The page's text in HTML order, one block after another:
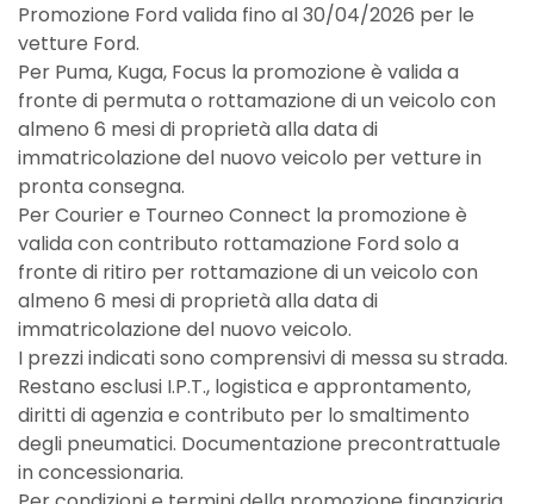
Promozione Ford valida fino al 30/04/2026 per le
vetture Ford.
Per Puma, Kuga, Focus la promozione è valida a
fronte di permuta o rottamazione di un veicolo con
almeno 6 mesi di proprietà alla data di
immatricolazione del nuovo veicolo per vetture in
pronta consegna.
Per Courier e Tourneo Connect la promozione è
valida con contributo rottamazione Ford solo a
fronte di ritiro per rottamazione di un veicolo con
almeno 6 mesi di proprietà alla data di
immatricolazione del nuovo veicolo.
I prezzi indicati sono comprensivi di messa su strada.
Restano esclusi I.P.T., logistica e approntamento,
diritti di agenzia e contributo per lo smaltimento
degli pneumatici. Documentazione precontrattuale
in concessionaria.